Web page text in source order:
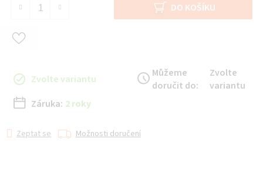
DO KOŠÍKU
Zvolte variantu
Můžeme
doručit do:
Zvolte
variantu
Záruka: 2 roky
Zeptat se Možnosti doručení